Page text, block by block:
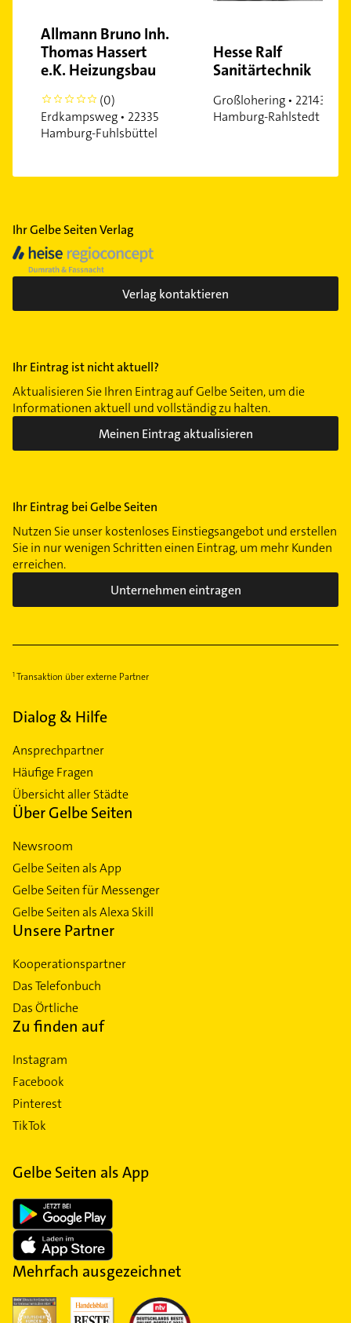
Allmann Bruno Inh.
Thomas Hassert
e.K. Heizungsbau
0
(0)
Erdkampsweg • 22335
Hamburg-Fuhlsbüttel
Hesse Ralf
Sanitärtechnik
Großlohering • 22143
Hamburg-Rahlstedt
Ihr Gelbe Seiten Verlag
Verlag kontaktieren
Ihr Eintrag ist nicht aktuell?
Aktualisieren Sie Ihren Eintrag auf Gelbe Seiten, um die
Informationen aktuell und vollständig zu halten.
Meinen Eintrag aktualisieren
Ihr Eintrag bei Gelbe Seiten
Nutzen Sie unser kostenloses Einstiegsangebot und erstellen
Sie in nur wenigen Schritten einen Eintrag, um mehr Kunden
erreichen.
Unternehmen eintragen
Transaktion über externe Partner
Dialog & Hilfe
Ansprechpartner
Häufige Fragen
Übersicht aller Städte
Über Gelbe Seiten
Newsroom
Gelbe Seiten als App
Gelbe Seiten für Messenger
Gelbe Seiten als Alexa Skill
Unsere Partner
Kooperationspartner
Das Telefonbuch
Das Örtliche
Zu finden auf
Instagram
Facebook
Pinterest
TikTok
Gelbe Seiten als App
Mehrfach ausgezeichnet